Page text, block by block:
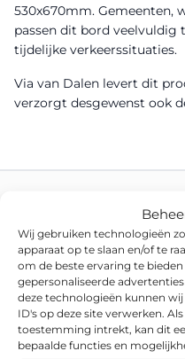
Wij gebruiken technologieën
apparaat op te slaan en/of te
om de beste ervaring te
gepersonaliseerde
deze technologieën kunnen
ID's op deze site verwerken.
toestemming intrekt, kan dit
bepaalde functies en
530x670mm. Gemeenten,
passen dit bord veelvuldig
tijdelijke verkeerssituaties.
Via van Dalen levert dit
verzorgt desgewenst ook